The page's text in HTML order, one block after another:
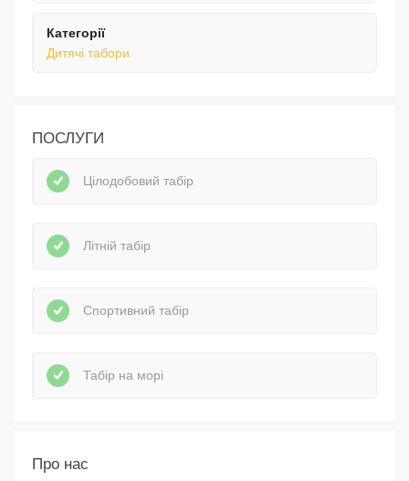
Категорії
Дитячі табори
ПОСЛУГИ
Цілодобовий табір
Літній табір
Спортивний табір
Табір на морі
Про нас